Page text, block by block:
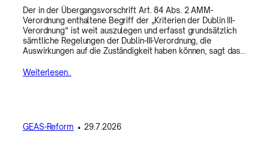
Der in der Übergangsvorschrift Art. 84 Abs. 2 AMM-
Verordnung enthaltene Begriff der „Kriterien der Dublin III-
Verordnung“ ist weit auszulegen und erfasst grundsätzlich
sämtliche Regelungen der Dublin-III-Verordnung, die
Auswirkungen auf die Zuständigkeit haben können, sagt das…
Weiterlesen..
GEAS-Reform •29.7.2026